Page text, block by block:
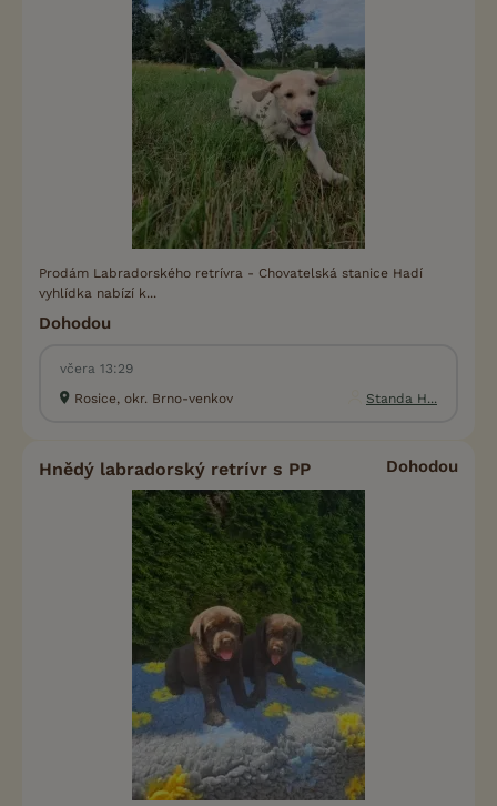
Prodám Labradorského retrívra - Chovatelská stanice Hadí
vyhlídka nabízí k...
Dohodou
včera 13:29
Rosice, okr. Brno-venkov
Standa H...
Hnědý labradorský retrívr s PP Dohodou